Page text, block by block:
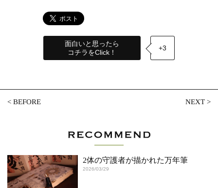
面白いと思ったら
コチラをClick！
+3
<BEFORE NEXT>
2体の守護者が描かれた万年筆
2026/03/29